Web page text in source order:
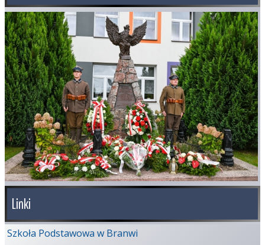
Linki
Szkoła Podstawowa w Branwi